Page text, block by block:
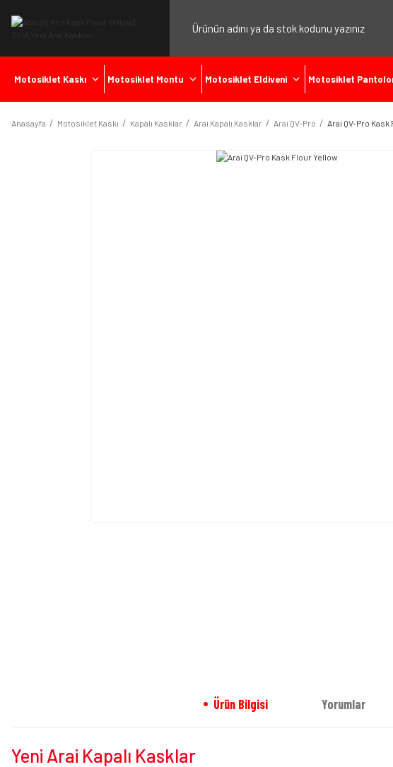
Motosiklet Kaskı Motosiklet Montu Motosiklet Eldiveni Motosiklet
Anasayfa Motosiklet Kaskı Kapalı Kasklar Arai Kapalı Kasklar Arai QV-Pro Arai QV-Pro
Ürün Bilgisi Yorumlar
Yeni Arai Kapalı Kasklar